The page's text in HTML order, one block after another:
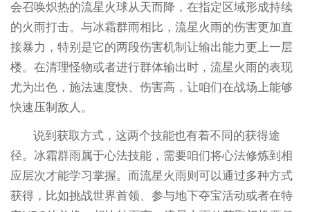
会召唤炽热的流星火球从天而降，在指定区域形成持续
的火雨打击。与冰霜群雨相比，流星火雨的伤害更加直
接暴力，特别是它的两段伤害机制让输出能力更上一层
楼。在清理怪物或者进行群体输出时，流星火雨的表现
尤为出色，施法速度快、伤害高，让咱们在战场上能够
快速压制敌人。
说到获取方式，这两个技能也有着不同的获得途
径。冰霜群雨属于心法技能，需要咱们将心法修炼到相
应层次才能学习掌握。而流星火雨则可以通过多种方式
获得，比如挑战世界首领、参与地下夺宝活动或者在特